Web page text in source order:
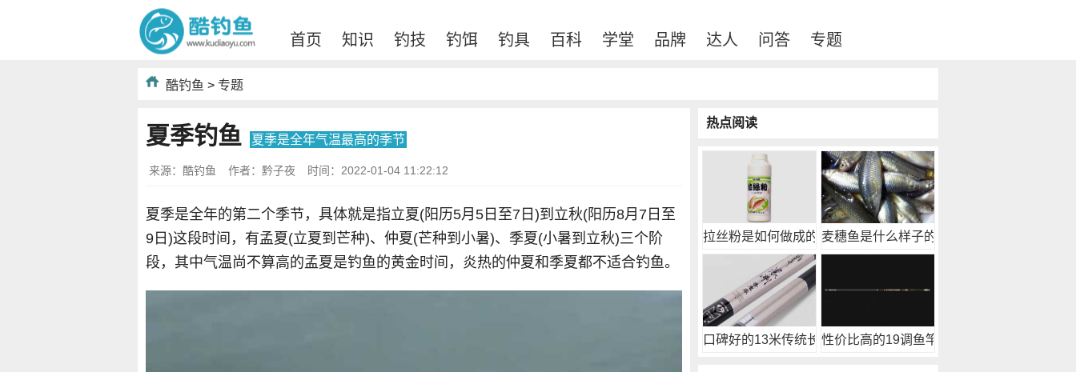
首页 知识 钓技 钓饵 钓具 百科 学堂 品牌 达人 问答 专题
酷钓鱼 > 专题
夏季钓鱼 夏季是全年气温最高的季节
来源：酷钓鱼 作者：黔子夜 时间：2022-01-04 11:22:12
夏季是全年的第二个季节，具体就是指立夏(阳历5月5日至7日)到立秋(阳历8月7日至
9日)这段时间，有孟夏(立夏到芒种)、仲夏(芒种到小暑)、季夏(小暑到立秋)三个阶
段，其中气温尚不算高的孟夏是钓鱼的黄金时间，炎热的仲夏和季夏都不适合钓鱼。
热点阅读
拉丝粉是如何做成的？麦穗鱼是什么样子的？
口碑好的13米传统长 性价比高的19调鱼竿